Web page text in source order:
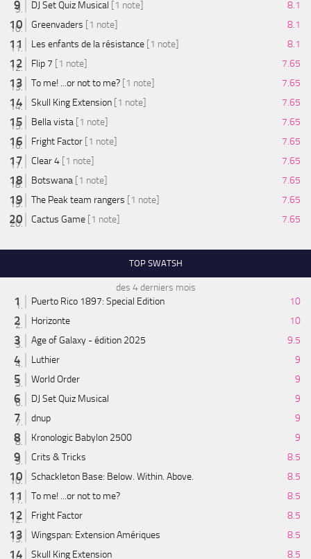
DJ Set Quiz Musical [1 note]
8.1
Greenvaders [1 note]
8.1
Les enfants de la résistance [1 note]
8.1
Flip 7 [1 note]
7.65
To me! ...or not to me? [1 note]
7.65
Skull King Extension [1 note]
7.65
Bella vista [1 note]
7.65
Fright Factor [1 note]
7.65
Clear 4 [1 note]
7.65
Botswana [1 note]
7.65
The Peak team rangers [1 note]
7.65
Cactus Game [1 note] 7.65
TOP SWATSH
des 4 derniers mois
Puerto Rico 1897: Special Edition
10
Horizonte
10
Age of Galaxy - édition 2025
9.5
Luthier
9
World Order
9
DJ Set Quiz Musical
9
dnup
9
Kronologic Babylon 2500
9
Crits & Tricks
8.5
Schackleton Base: Below. Within. Above.
8.5
To me! ...or not to me?
8.5
Fright Factor
8.5
Wingspan: Extension Amériques
8.5
Skull King Extension
8.5